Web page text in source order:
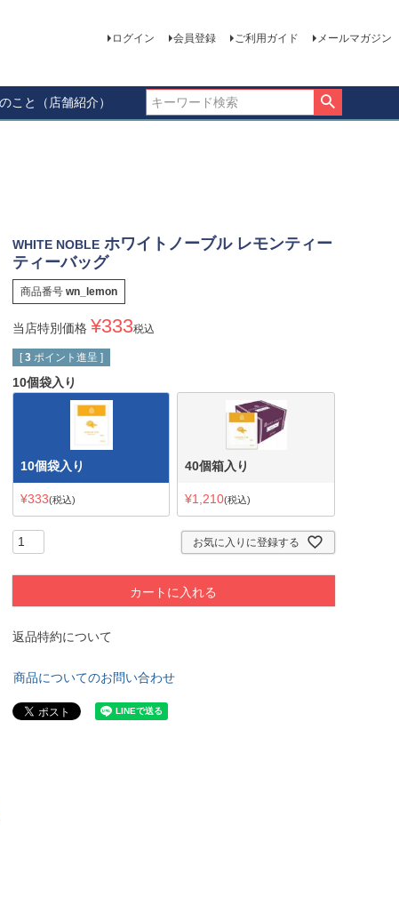
ログイン 会員登録 ご利用ガイド メールマガジン
こと（店舗紹介）
WHITE NOBLE ホワイトノーブル レモンティー
ティーバッグ
商品番号 wn_lemon
当店特別価格 ¥333税込
[ 3 ポイント進呈 ]
10個袋入り
10個袋入り
¥333 税込
40個箱入り
¥1,210 税込
お気に入りに登録する
カートに入れる
返品特約について
商品についてのお問い合わせ